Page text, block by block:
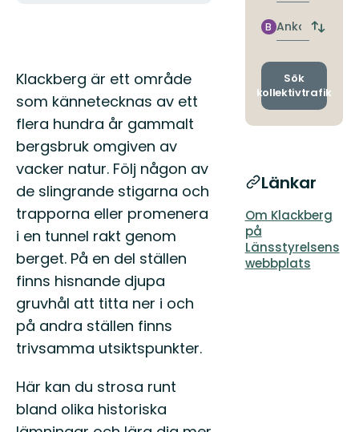
Beskrivning
Klackberg är ett område
som kännetecknas av ett
flera hundra år gammalt
bergsbruk omgiven av
vacker natur. Följ någon av
de slingrande stigarna och
trapporna eller promenera
i en tunnel rakt genom
berget. På en del ställen
finns hisnande djupa
gruvhål att titta ner i och
på andra ställen finns
trivsamma utsiktspunkter.
Här kan du strosa runt
bland olika historiska
Ankomst
B
Byt
och
Sök
kollektivtrafik
Länkar
Om Klackberg
på
Länsstyrelsens
webbplats